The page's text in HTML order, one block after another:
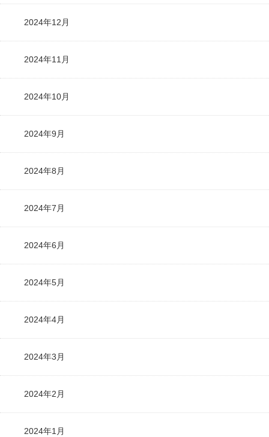
2024年12月
2024年11月
2024年10月
2024年9月
2024年8月
2024年7月
2024年6月
2024年5月
2024年4月
2024年3月
2024年2月
2024年1月